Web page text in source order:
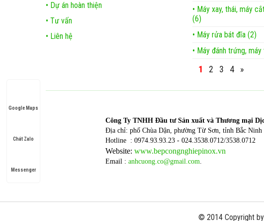
Google Maps
Chát Zalo
Messenger
• Dự án hoàn thiện
• Tư vấn
• Liên hệ
• Máy xay, thái, máy
(6)
• Máy rửa bát đĩa (2)
• Máy đánh trứng,
1 2 3 4 »
Công Ty TNHH Đầu tư Sản xuất và Thương mại
Địa chỉ: phố Chùa Dận, phường Từ Sơn, tỉnh Bắc Ninh
Hotline : 0974.93.93.23 - 024.3538.0712/3538.0712
Website: www.bepcongnghiepinox.vn
Email : anhcuong.co@gmail.com.
© 2014 Copyright